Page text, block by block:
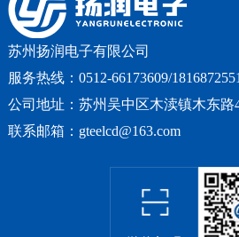
苏州扬润电子有限公司
服务热线：0512-66173609/
公司地址：苏州吴中区木渎镇木东路
联系邮箱：gteelcd@163.com